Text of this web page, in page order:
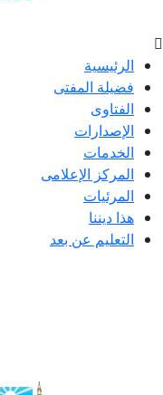
الرئيسية
فضيلة المفتى
الفتاوى
الإصدارات
الخدمات
المركز الإعلامى
المرئيات
هذا ديننا
التعليم عن بعد